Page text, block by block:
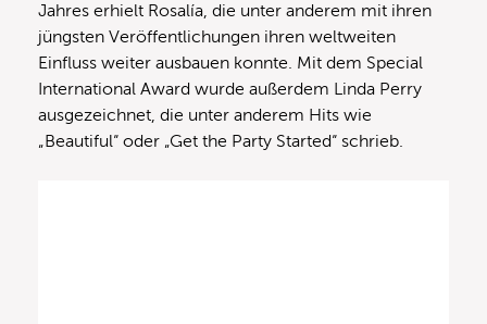
Jahres erhielt Rosalía, die unter anderem mit ihren
jüngsten Veröffentlichungen ihren weltweiten
Einfluss weiter ausbauen konnte. Mit dem Special
International Award wurde außerdem Linda Perry
ausgezeichnet, die unter anderem Hits wie
„Beautiful“ oder „Get the Party Started“ schrieb.